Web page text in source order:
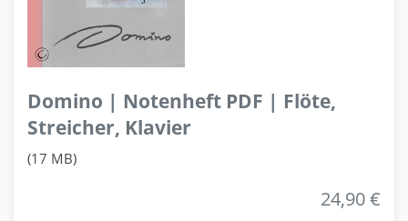
Domino | Notenheft PDF | Flöte,
Streicher, Klavier
(17 MB)
24,90 €